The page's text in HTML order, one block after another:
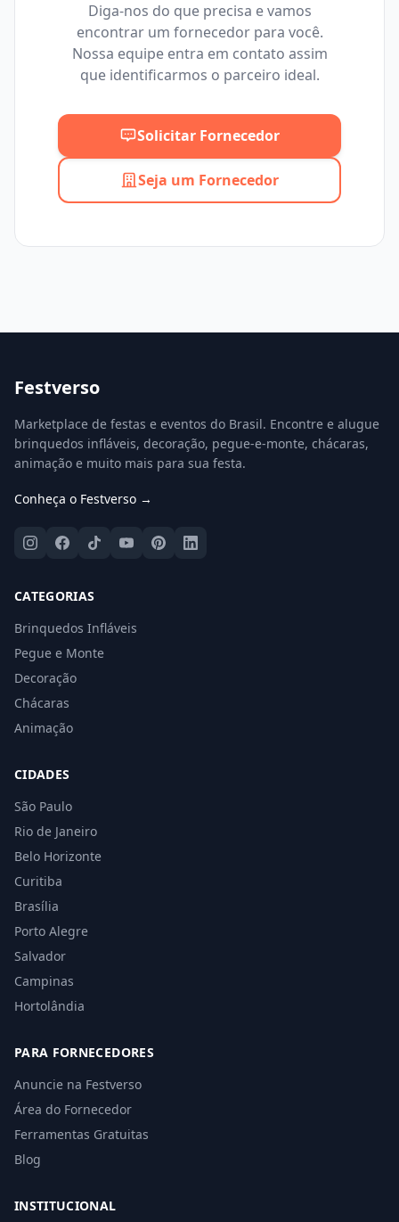
Máximo
Diga-nos do que precisa e vamos
encontrar um fornecedor para você.
Nossa equipe entra em contato assim
que identificarmos o parceiro ideal.
Solicitar Fornecedor
Seja um Fornecedor
Festverso
Marketplace de festas e eventos do Brasil. Encontre e alugue
brinquedos infláveis, decoração, pegue-e-monte, chácaras,
animação e muito mais para sua festa.
Conheça o Festverso →
CATEGORIAS
Brinquedos Infláveis
Pegue e Monte
Decoração
Chácaras
Animação
CIDADES
São Paulo
Rio de Janeiro
Belo Horizonte
Curitiba
Brasília
Porto Alegre
Salvador
Campinas
Hortolândia
PARA FORNECEDORES
Anuncie na Festverso
Área do Fornecedor
Ferramentas Gratuitas
Blog
INSTITUCIONAL